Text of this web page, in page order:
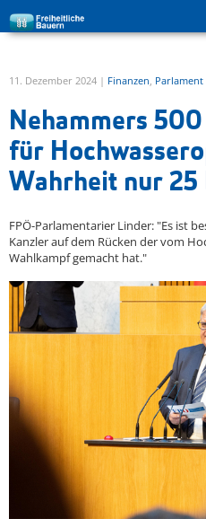
zur Hauptnavigation springen
zum Inhalt springen
11. Dezember 2024 | Finanzen, Parlament
Nehammers
für
Wahrheit nur
FPÖ-Parlamentarier Linder: "Es ist
Kanzler auf dem Rücken der vom
Wahlkampf gemacht hat."